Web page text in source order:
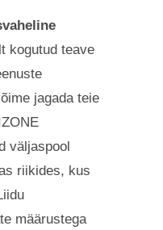
kogutud teave
jagada teie
väljaspool
riikides, kus
määrustega